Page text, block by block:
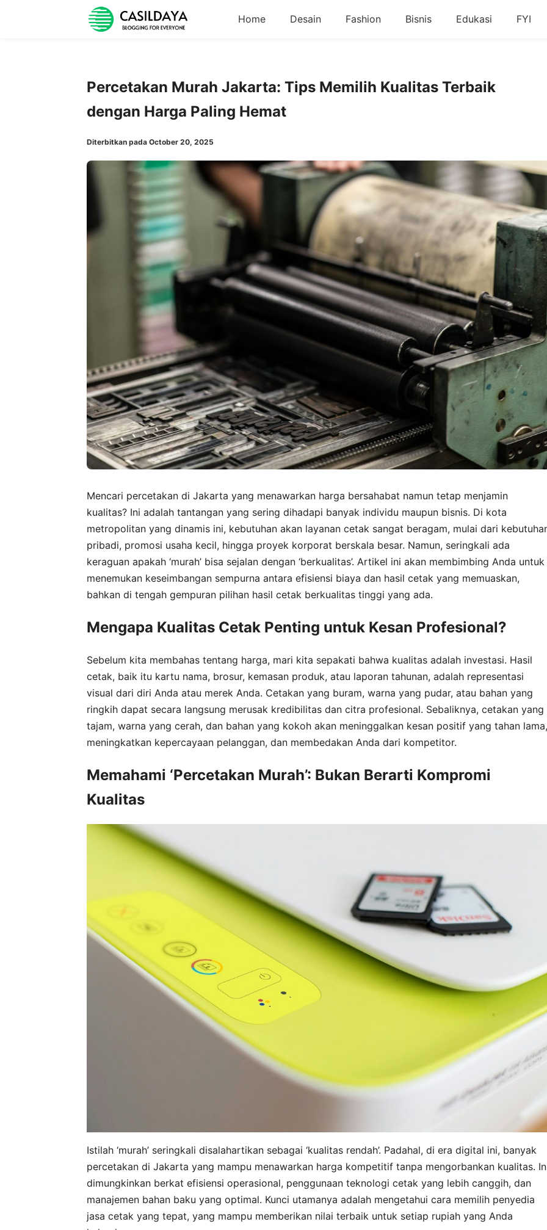
Home Desain Fashion Bisnis Edukasi FYI
Percetakan Murah Jakarta: Tips Memilih Kualitas Terbaik
dengan Harga Paling Hemat
Diterbitkan pada October 20, 2025
Mencari percetakan di Jakarta yang menawarkan harga bersahabat namun tetap menjamin
kualitas? Ini adalah tantangan yang sering dihadapi banyak individu maupun bisnis. Di kota
metropolitan yang dinamis ini, kebutuhan akan layanan cetak sangat beragam, mulai dari
pribadi, promosi usaha kecil, hingga proyek korporat berskala besar. Namun, seringkali ada
keraguan apakah ‘murah’ bisa sejalan dengan ‘berkualitas’. Artikel ini akan membimbing Anda untuk
menemukan keseimbangan sempurna antara efisiensi biaya dan hasil cetak yang memuaskan,
bahkan di tengah gempuran pilihan hasil cetak berkualitas tinggi yang ada.
Mengapa Kualitas Cetak Penting untuk Kesan Profesional?
Sebelum kita membahas tentang harga, mari kita sepakati bahwa kualitas adalah investasi. Hasil
cetak, baik itu kartu nama, brosur, kemasan produk, atau laporan tahunan, adalah representasi
visual dari diri Anda atau merek Anda. Cetakan yang buram, warna yang pudar, atau bahan yang
ringkih dapat secara langsung merusak kredibilitas dan citra profesional. Sebaliknya, cetakan yang
tajam, warna yang cerah, dan bahan yang kokoh akan meninggalkan kesan positif yang tahan lama,
meningkatkan kepercayaan pelanggan, dan membedakan Anda dari kompetitor.
Memahami ‘Percetakan Murah’: Bukan Berarti Kompromi
Kualitas
Istilah ‘murah’ seringkali disalahartikan sebagai ‘kualitas rendah’. Padahal, di era digital ini, banyak
percetakan di Jakarta yang mampu menawarkan harga kompetitif tanpa mengorbankan kualitas.
dimungkinkan berkat efisiensi operasional, penggunaan teknologi cetak yang lebih canggih, dan
manajemen bahan baku yang optimal. Kunci utamanya adalah mengetahui cara memilih penyedia
jasa cetak yang tepat, yang mampu memberikan nilai terbaik untuk setiap rupiah yang Anda